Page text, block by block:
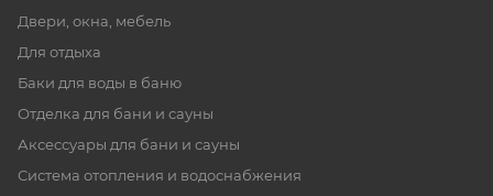
Двери, окна, мебель
Для отдыха
Баки для воды в баню
Отделка для бани и сауны
Аксессуары для бани и сауны
Система отопления и водоснабжения